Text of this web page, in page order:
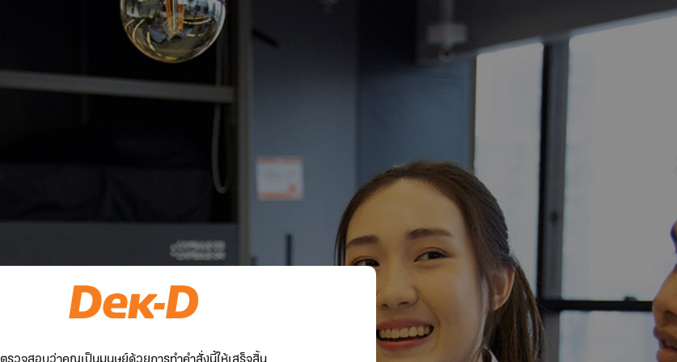
ตรวจสอบว่าคุณเป็นมนุษย์ด้วยการทำคำสั่งนี้ให้เสร็จสิ้น